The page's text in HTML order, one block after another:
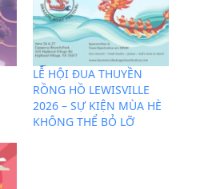
LỄ HỘI ĐUA THUYỀN
RỒNG HỒ LEWISVILLE
2026 – SỰ KIỆN MÙA HÈ
KHÔNG THỂ BỎ LỠ